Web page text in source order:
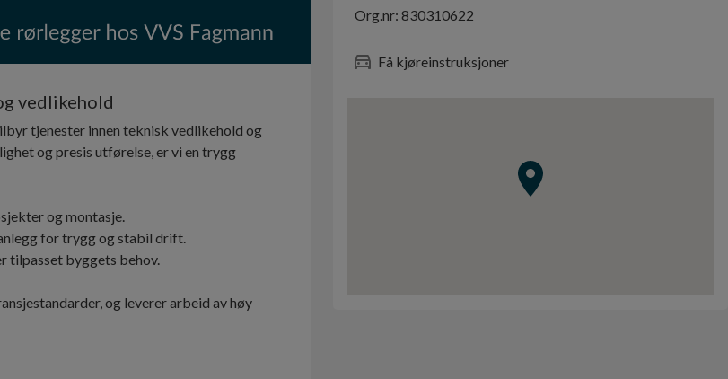
vedlikehold
tjenester innen teknisk vedlikehold og
og presis utførelse, er vi en trygg
og montasje.
for trygg og stabil drift.
tilpasset byggets behov.
og leverer arbeid av høy
Org.nr: 830310622
Få kjøreinstruksjoner